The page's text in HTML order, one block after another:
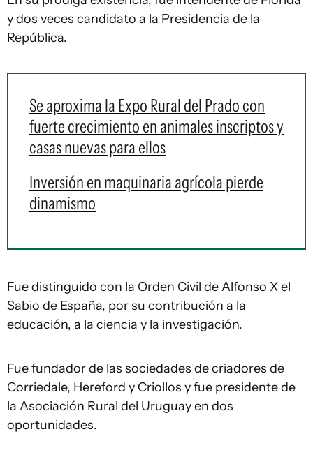
y dos veces candidato a la Presidencia de la
República.
Se aproxima la Expo Rural del Prado con
fuerte crecimiento en animales inscriptos y
casas nuevas para ellos
Inversión en maquinaria agrícola pierde
dinamismo
Fue distinguido con la Orden Civil de Alfonso X el
Sabio de España, por su contribución a la
educación, a la ciencia y la investigación.
Fue fundador de las sociedades de criadores de
Corriedale, Hereford y Criollos y fue presidente de
la Asociación Rural del Uruguay en dos
oportunidades.